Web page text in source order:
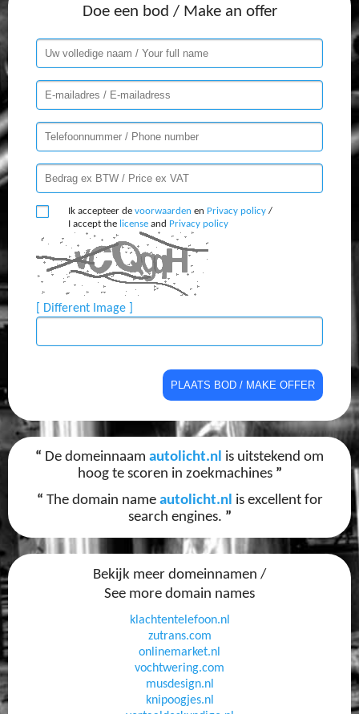
Doe een bod / Make an offer
Ik accepteer de voorwaarden en Privacy policy /
I accept the license and Privacy policy
[ Different Image ]
“ De domeinnaam autolicht.nl is uitstekend om
hoog te scoren in zoekmachines ”
“ The domain name autolicht.nl is excellent for
search engines. ”
Bekijk meer domeinnamen /
See more domain names
klachtentelefoon.nl
zutrans.com
onlinemarket.nl
vochtwering.com
musdesign.nl
knipoogjes.nl